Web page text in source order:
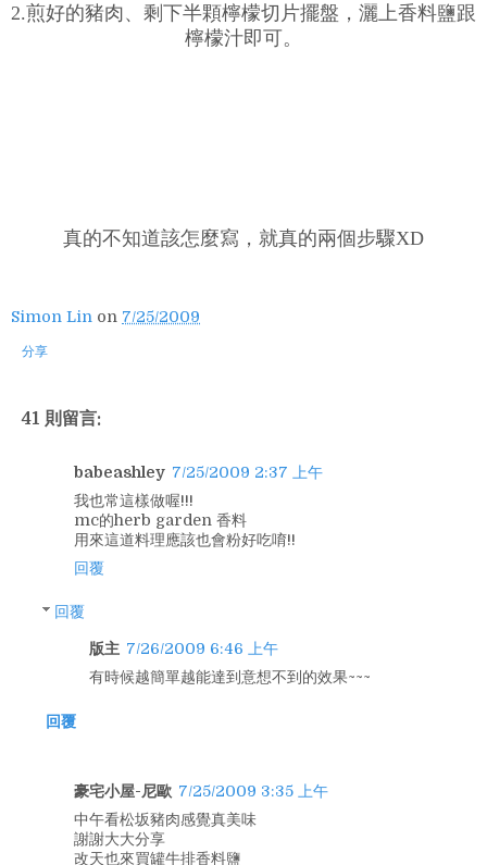
2.煎好的豬肉、剩下半顆檸檬切片擺盤，灑上香料鹽跟
檸檬汁即可。
真的不知道該怎麼寫，就真的兩個步驟XD
Simon Lin on 7/25/2009
分享
41 則留言:
babeashley 7/25/2009 2:37 上午
我也常這樣做喔!!!
mc的herb garden 香料
用來這道料理應該也會粉好吃唷!!
回覆
回覆
版主 7/26/2009 6:46 上午
有時候越簡單越能達到意想不到的效果~~~
回覆
豪宅小屋-尼歐 7/25/2009 3:35 上午
中午看松坂豬肉感覺真美味
謝謝大大分享
改天也來買罐牛排香料鹽